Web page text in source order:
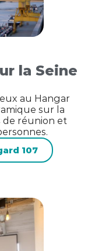
la Seine
au Hangar
sur la
de réunion et
107